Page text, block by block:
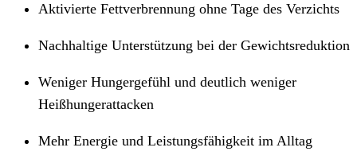
Aktivierte Fettverbrennung ohne Tage des Verzichts
Nachhaltige Unterstützung bei der Gewichtsreduktion
Weniger Hungergefühl und deutlich weniger
Heißhungerattacken
Mehr Energie und Leistungsfähigkeit im Alltag